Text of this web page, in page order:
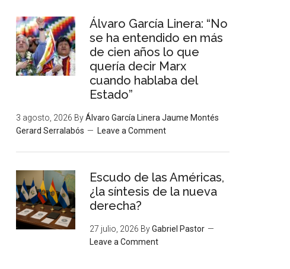
Álvaro García Linera: “No
se ha entendido en más
de cien años lo que
quería decir Marx
cuando hablaba del
Estado”
3 agosto, 2026 ByÁlvaro García Linera Jaume Montés
Gerard Serralabós
Leave a Comment
Escudo de las Américas,
¿la síntesis de la nueva
derecha?
27 julio, 2026 ByGabriel Pastor
Leave a Comment